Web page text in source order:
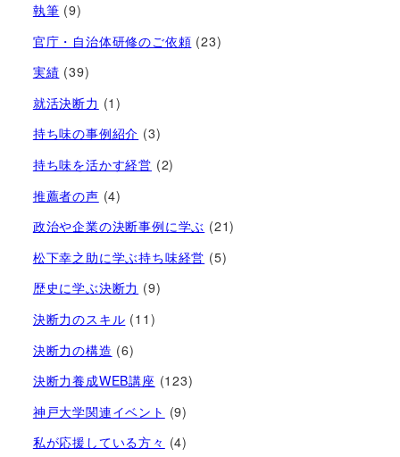
執筆 (9)
官庁・自治体研修のご依頼 (23)
実績 (39)
就活決断力 (1)
持ち味の事例紹介 (3)
持ち味を活かす経営​ (2)
推薦者の声 (4)
政治や企業の決断事例に学ぶ (21)
松下幸之助に学ぶ持ち味経営 (5)
歴史に学ぶ決断力 (9)
決断力のスキル (11)
決断力の構造 (6)
決断力養成WEB講座 (123)
神戸大学関連イベント (9)
私が応援している方々 (4)